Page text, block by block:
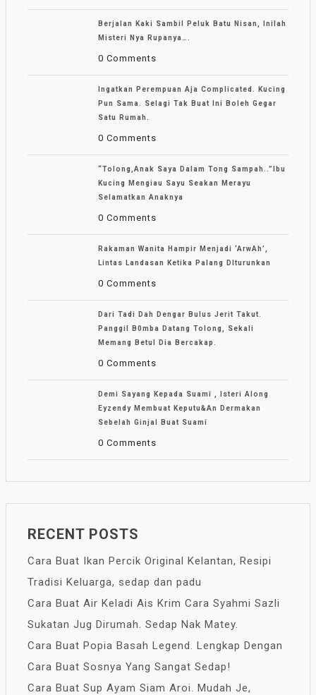
Berjalan Kaki Sambil Peluk Batu Nisan, Inilah
Misteri Nya Rupanya….
0 Comments
Ingatkan Perempuan Aja Complicated. Kucing
Pun Sama. Selagi Tak Buat Ini Boleh Gegar
Satu Rumah.
0 Comments
“Tolong,Anak Saya Dalam Tong Sampah..”Ibu
Kucing Mengiau Sayu Seakan Merayu
Selamatkan Anaknya
0 Comments
Rakaman Wanita Hampir Menjadi ‘ArwAh’,
Lintas Landasan Ketika Palang DIturunkan
0 Comments
Dari Tadi Dah Dengar Bulus Jerit Takut.
Panggil B0mba Datang Tolong, Sekali
Memang Betul Dia Bercakap.
0 Comments
Demi Sayang Kepada Suami , Isteri Along
Eyzendy Membuat Keputu&an Dermakan
Sebelah Ginjal Buat Suami
0 Comments
RECENT POSTS
Cara Buat Ikan Percik Original Kelantan, Resipi
Tradisi Keluarga, sedap dan padu
Cara Buat Air Keladi Ais Krim Cara Syahmi Sazli
Sukatan Jug Dirumah. Sedap Nak Matey.
Cara Buat Popia Basah Legend. Lengkap Dengan
Cara Buat Sosnya Yang Sangat Sedap!
Cara Buat Sup Ayam Siam Aroi. Mudah Je,